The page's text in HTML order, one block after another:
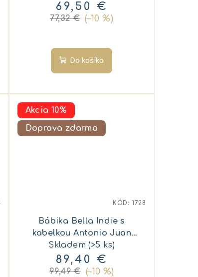
69,50 €
77,32 € (–10 %)
Do košíka
Akcia 10%
Doprava zdarma
Bábika Bella Indie s
kabelkou Antonio Juan
28332
Skladem(>5 ks)
89,40 €
99,49 € (–10 %)
KÓD: 1728